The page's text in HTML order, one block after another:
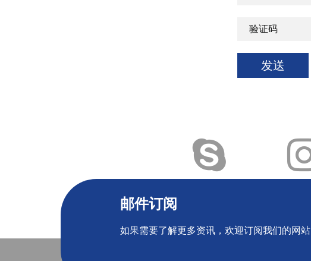
发送
邮件订阅
如果需要了解更多资讯，欢迎订阅我们的网站